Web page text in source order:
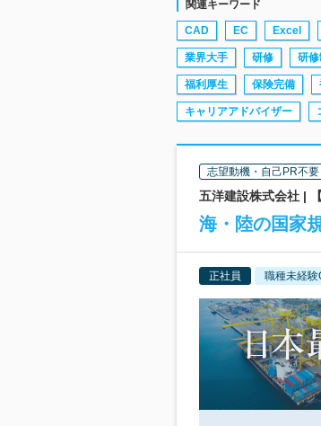
関連キーワード
CAD EC Excel
業界大手 研修 研
福利厚生 保険完備
キャリアアドバイザー
志望動機・自己PR不要
五洋建設株式会社 |
海・陸の国家
正社員 職種未経験